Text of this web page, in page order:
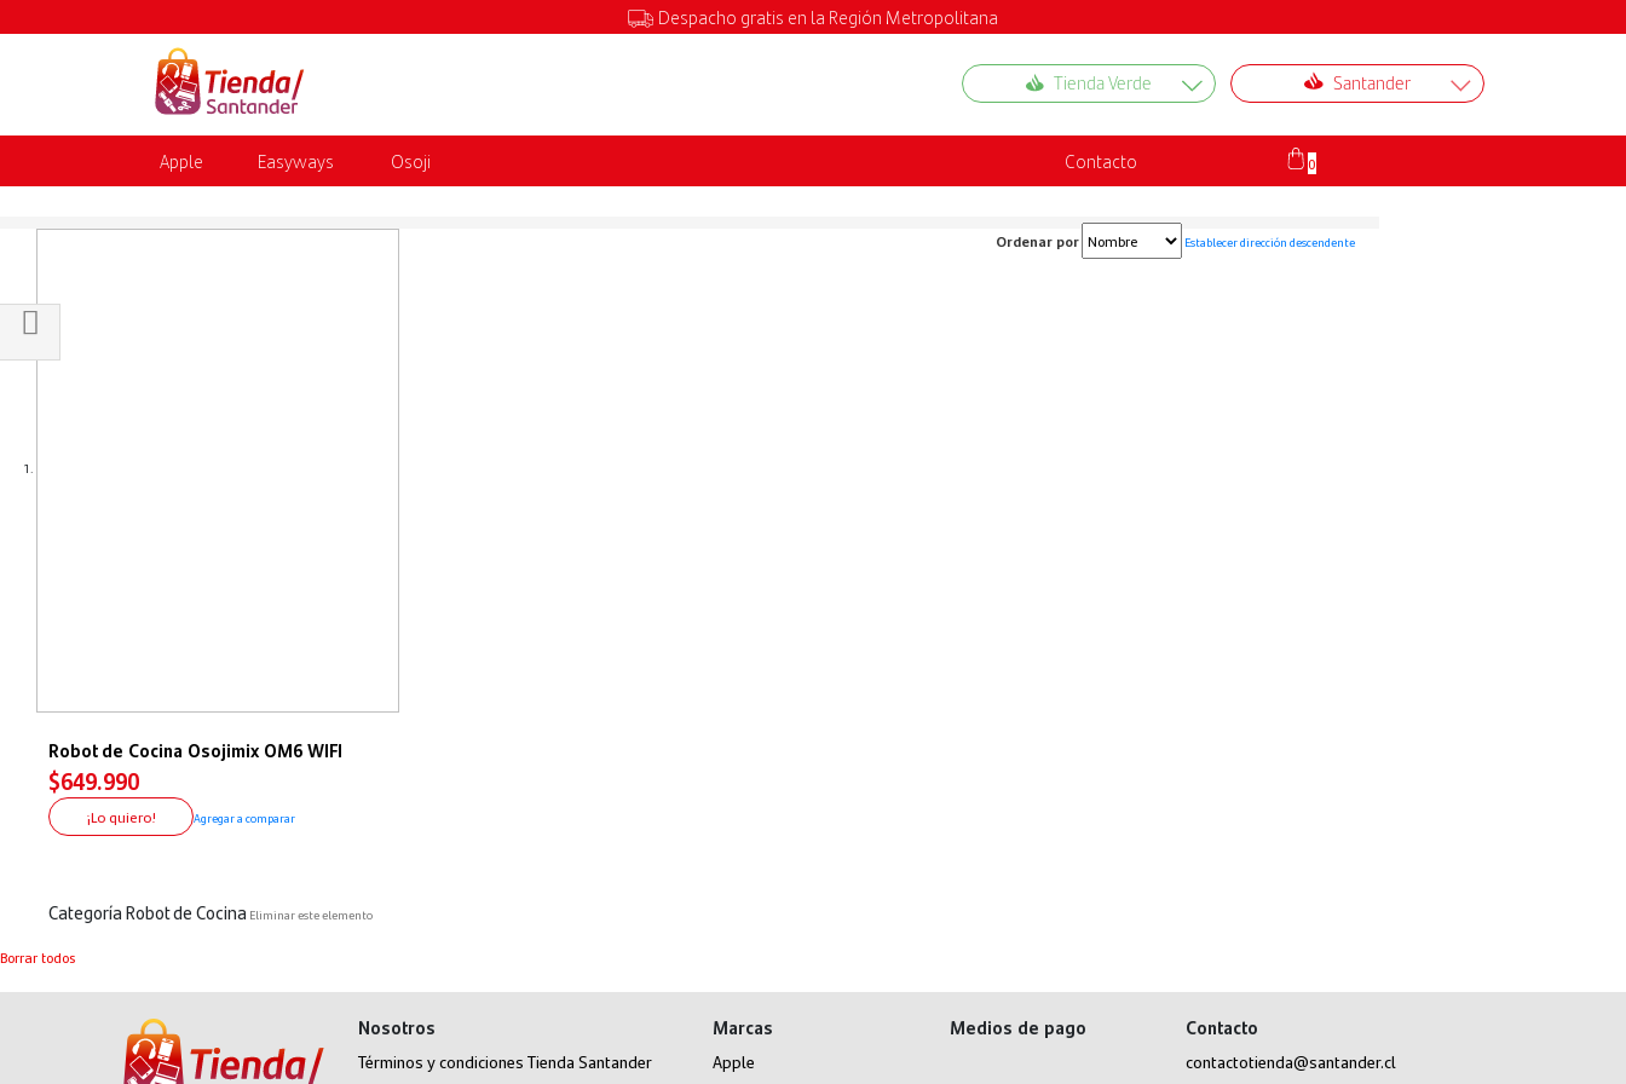
Despacho gratis en la Región Metropolitana
Tienda Verde Santander
Apple Easyways Osoji Contacto 0
Ordenar por Establecer dirección descendente
Robot de Cocina Osojimix OM6 WIFI
$649.990
¡Lo quiero! Agregar a comparar
Shop By
CategoríaRobot de Cocina Eliminar este elemento
Borrar todos
Nosotros
Términos y condiciones Tienda Santander
Marcas
Apple
Medios de pago Contacto
contactotienda@santander.cl